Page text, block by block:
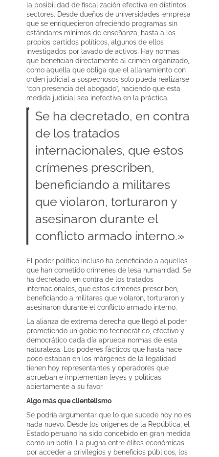
la posibilidad de fiscalización efectiva en distintos
sectores. Desde dueños de universidades-empresa
que se enriquecieron ofreciendo programas sin
estándares mínimos de enseñanza, hasta a los
propios partidos políticos, algunos de ellos
investigados por lavado de activos. Hay normas
que benefician directamente al crimen organizado,
como aquella que obliga que el allanamiento con
orden judicial a sospechosos solo pueda realizarse
“con presencia del abogado”, haciendo que esta
medida judicial sea inefectiva en la práctica.
Se ha decretado, en contra
de los tratados
internacionales, que estos
crímenes prescriben,
beneficiando a militares
que violaron, torturaron y
asesinaron durante el
conflicto armado interno.»
El poder político incluso ha beneficiado a aquellos
que han cometido crímenes de lesa humanidad. Se
ha decretado, en contra de los tratados
internacionales, que estos crímenes prescriben,
beneficiando a militares que violaron, torturaron y
asesinaron durante el conflicto armado interno.
La alianza de extrema derecha que llegó al poder
prometiendo un gobierno tecnocrático, efectivo y
democrático cada día aprueba normas de esta
naturaleza. Los poderes fácticos que hasta hace
poco estaban en los márgenes de la legalidad
tienen hoy representantes y operadores que
aprueban e implementan leyes y políticas
abiertamente a su favor.
Algo más que clientelismo
Se podría argumentar que lo que sucede hoy no es
nada nuevo. Desde los orígenes de la República, el
Estado peruano ha sido concebido en gran medida
como un botín. La pugna entre élites económicas
por acceder a privilegios y beneficios públicos, los